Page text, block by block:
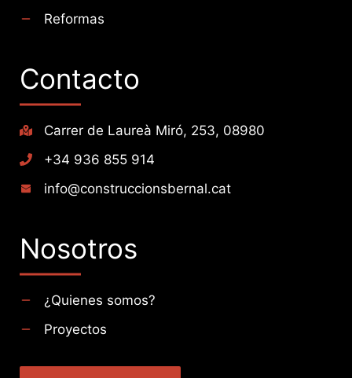
Reformas
Contacto
Carrer de Laureà Miró, 253, 08980
+34 936 855 914
info@construccionsbernal.cat
Nosotros
¿Quienes somos?
Proyectos